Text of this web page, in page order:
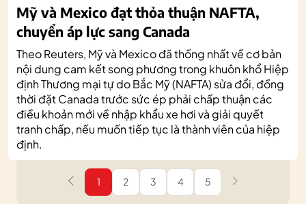
Mỹ và Mexico đạt thỏa thuận NAFTA,
chuyển áp lực sang Canada
Theo Reuters, Mỹ và Mexico đã thống nhất về cơ bản
nội dung cam kết song phương trong khuôn khổ Hiệp
định Thương mại tự do Bắc Mỹ (NAFTA) sửa đổi, đồng
thời đặt Canada trước sức ép phải chấp thuận các
điều khoản mới về nhập khẩu xe hơi và giải quyết
tranh chấp, nếu muốn tiếp tục là thành viên của hiệp
định.
1 2 3 4 5